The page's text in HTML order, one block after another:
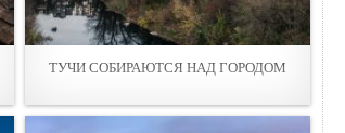
ТУЧИ СОБИРАЮТСЯ НАД ГОРОДОМ